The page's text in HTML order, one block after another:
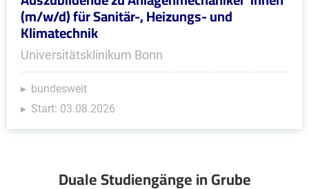
(m/w/d) für Sanitär-, Heizungs- und
Klimatechnik
Universitätsklinikum Bonn
bundesweit
Start: 03.08.2026
Duale Studiengänge in Grube